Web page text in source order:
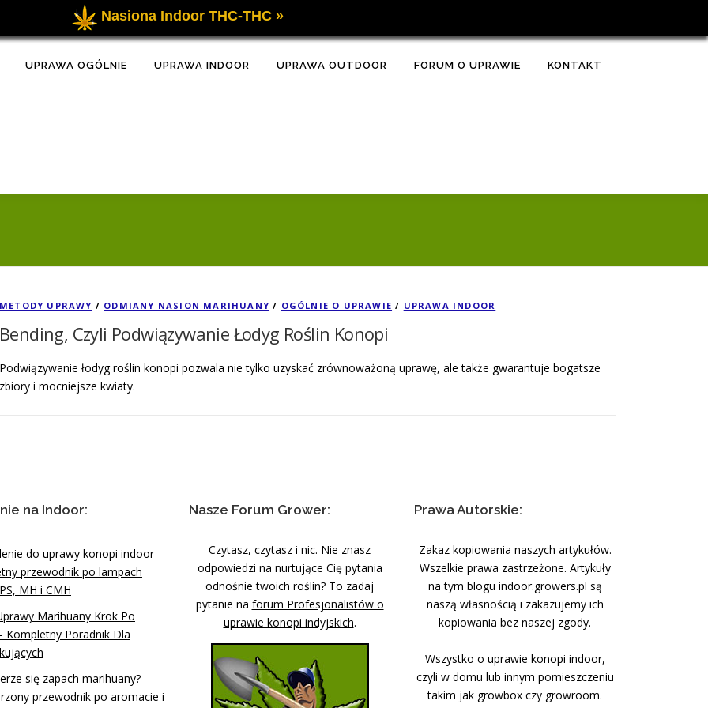
Nasiona Indoor THC-THC »
UPRAWA OGÓLNIE UPRAWA INDOOR UPRAWA OUTDOOR FORUM O UPRAWIE KONTAKT
METODY UPRAWY / ODMIANY NASION MARIHUANY / OGÓLNIE O UPRAWIE / UPRAWA INDOOR
Bending, Czyli Podwiązywanie Łodyg Roślin Konopi
Podwiązywanie łodyg roślin konopi pozwala nie tylko uzyskać zrównoważoną uprawę, ale także gwarantuje bogatsze
zbiory i mocniejsze kwiaty.
na Indoor:
do uprawy konopi indoor –
przewodnik po lampach
MH i CMH
Marihuany Krok Po
Kompletny Poradnik Dla
się zapach marihuany?
przewodnik po aromacie i
Nasze Forum Grower:
Czytasz, czytasz i nic. Nie znasz
odpowiedzi na nurtujące Cię pytania
odnośnie twoich roślin? To zadaj
pytanie na forum Profesjonalistów o
uprawie konopi indyjskich.
Prawa Autorskie:
Zakaz kopiowania naszych artykułów.
Wszelkie prawa zastrzeżone. Artykuły
na tym blogu indoor.growers.pl są
naszą własnością i zakazujemy ich
kopiowania bez naszej zgody.
Wszystko o uprawie konopi indoor,
czyli w domu lub innym pomieszczeniu
takim jak growbox czy growroom.